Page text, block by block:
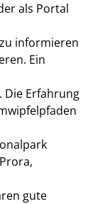
als Portal
informieren
Ein
Die Erfahrung
gute